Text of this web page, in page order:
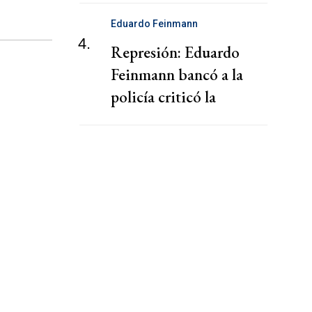
4.
Eduardo Feinmann
Represión: Eduardo
Feinmann bancó a la
policía criticó la